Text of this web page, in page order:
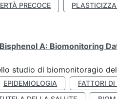
PRECOCE
A: Biomonitoring
studio di biomonitoragio
EPIDEMIOLOGIA FATTORI DI